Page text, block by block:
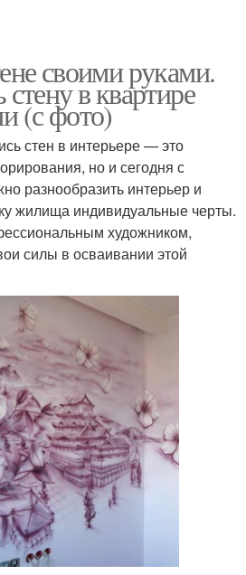
своими руками.
в квартире
(с фото)
стен в интерьере — это
но и сегодня с
разнообразить интерьер и
жилища индивидуальные черты.
художником,
силы в осваивании этой